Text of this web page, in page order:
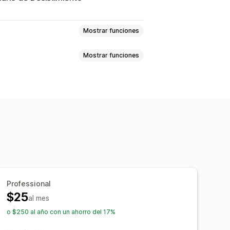
Mostrar funciones
Mostrar funciones
y estadísticas
Professional
$25al mes
o $250 al año con un ahorro del 17%